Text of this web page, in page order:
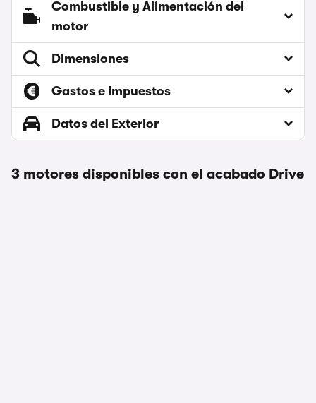
Combustible y Alimentación del
motor
Dimensiones
Gastos e Impuestos
Datos del Exterior
3 motores disponibles con el acabado Drive